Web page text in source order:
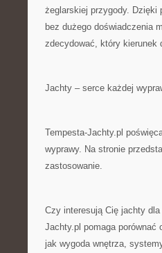
żeglarskiej przygody. Dzięki
bez dużego doświadczenia
zdecydować, który kierunek
Jachty – serce każdej
Tempesta-Jachty.pl
wyprawy. Na stronie
zastosowanie.
Czy interesują Cię jachty
Jachty.pl pomaga porównać
jak wygoda wnętrza,